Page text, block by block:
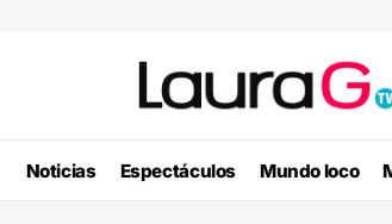
Noticias Espectáculos Mundo loco